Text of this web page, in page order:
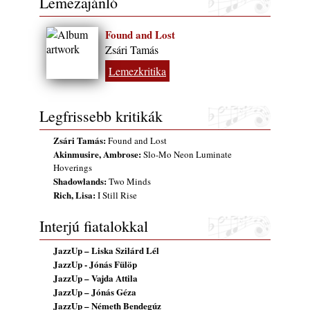
2026. július 13.
Found and Lost
Zsári Tamás
Lemezkritika
Legfrissebb kritikák
Zsári Tamás:Found and Lost
Akinmusire, Ambrose:Slo-Mo Neon Luminate
Hoverings
Shadowlands:Two Minds
Rich, Lisa:I Still Rise
Interjú fiatalokkal
JazzUp – Liska Szilárd Lél
JazzUp - Jónás Fülöp
JazzUp – Vajda Attila
JazzUp – Jónás Géza
JazzUp – Németh Bendegúz